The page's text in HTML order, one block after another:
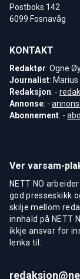
Postboks 142
6099 Fosnavåg
KONTAKT
Redaktør: Ogne
Journalist:
Redaksjon: -
Annonse: -
Abonnement: -
Ver varsam-
NETT NO
god presseskikk
skilje mellom
innhald på NETT
ikkje ansvar for
lenka til.